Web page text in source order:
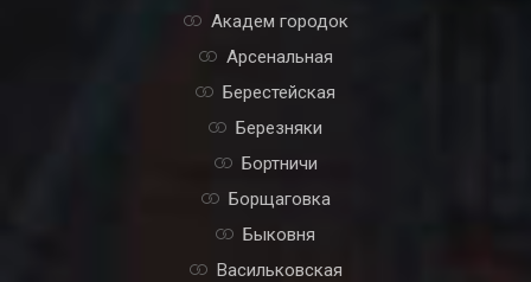
Академ городок
Арсенальная
Берестейская
Березняки
Бортничи
Борщаговка
Быковня
Васильковская